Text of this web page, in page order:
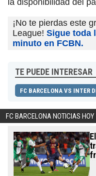
la disponibilidad del
¡No te pierdas este
League! Sigue toda
minuto en FCBN.
TE PUEDE INTERESAR
FC BARCELONA VS INTER
FC BARCELONA NOTICIAS HOY